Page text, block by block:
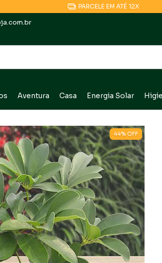
COMPRE POR NOSSO APP E GANHE 10%
Aventura Casa Energia Solar
44% OFF